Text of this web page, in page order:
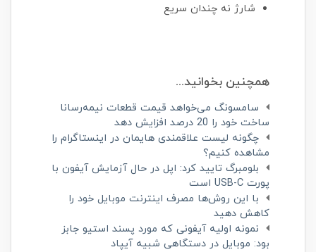
شارژ نه چندان سریع
همچنین بخوانید...
سامسونگ می‌خواهد قیمت قطعات نیمه‌رسانا
ساخت خود را 20 درصد افزایش دهد
چگونه لیست علاقمندی هایمان در اینستاگرام را
مشاهده کنیم؟
بلومبرگ تایید کرد: اپل در حال آزمایش آیفون با
پورت USB-C است
با این روش‌ها مصرف اینترنت موبایل خود را
کاهش دهید
نمونه اولیه آیفونی که مورد پسند استیو جابز
بود: موبایل در دستگاهی شبیه آیپاد